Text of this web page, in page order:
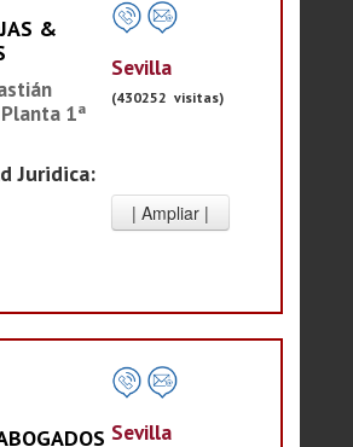
&
1ª
Juridica:
Sevilla
(430252 visitas)
Sevilla